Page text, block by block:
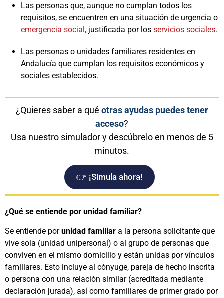
Las personas que, aunque no cumplan todos los
requisitos, se encuentren en una situación de urgencia o
emergencia social, justificada por los servicios sociales.
Las personas o unidades familiares residentes en
Andalucía que cumplan los requisitos económicos y
sociales establecidos.
¿Quieres saber a qué otras ayudas puedes tener
acceso?
Usa nuestro simulador y descúbrelo en menos de 5
minutos.
👉 ¡Simula ahora!
¿Qué se entiende por unidad familiar?
Se entiende porunidad familiar a la persona solicitante que
vive sola (unidad unipersonal) o al grupo de personas que
conviven en el mismo domicilio y están unidas por vínculos
familiares. Esto incluye al cónyuge, pareja de hecho inscrita
o persona con una relación similar (acreditada mediante
declaración jurada), así como familiares de primer grado por